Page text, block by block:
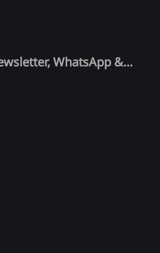
WhatsApp &